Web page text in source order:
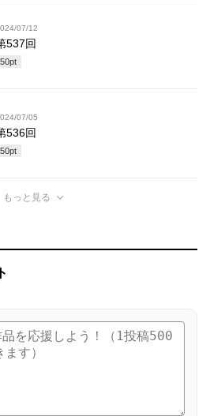
07/12
537回
50pt
07/05
536回
50pt
もっと見る